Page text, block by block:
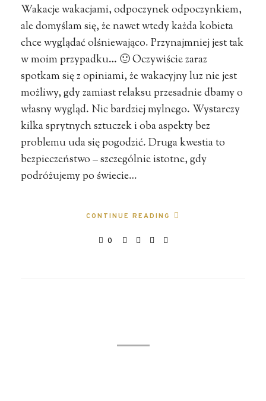
Wakacje wakacjami, odpoczynek odpoczynkiem,
ale domyślam się, że nawet wtedy każda kobieta
chce wyglądać olśniewająco. Przynajmniej jest tak
w moim przypadku… 🙂 Oczywiście zaraz
spotkam się z opiniami, że wakacyjny luz nie jest
możliwy, gdy zamiast relaksu przesadnie dbamy o
własny wygląd. Nic bardziej mylnego. Wystarczy
kilka sprytnych sztuczek i oba aspekty bez
problemu uda się pogodzić. Druga kwestia to
bezpieczeństwo – szczególnie istotne, gdy
podróżujemy po świecie…
CONTINUE READING
0